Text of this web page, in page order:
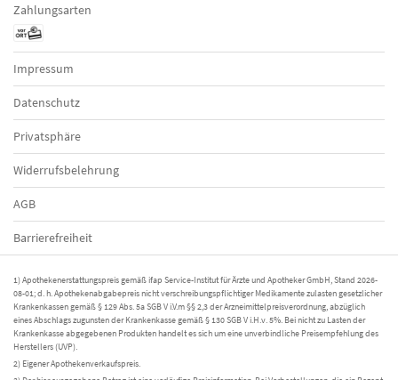
Zahlungsarten
Impressum
Datenschutz
Privatsphäre
Widerrufsbelehrung
AGB
Barrierefreiheit
1) Apothekenerstattungspreis gemäß ifap Service-Institut für Ärzte und Apotheker GmbH, Stand 2026-
08-01; d. h. Apothekenabgabepreis nicht verschreibungspflichtiger Medikamente zulasten gesetzlicher
Krankenkassen gemäß § 129 Abs. 5a SGB V i.V.m §§ 2,3 der Arzneimittelpreisverordnung, abzüglich
eines Abschlags zugunsten der Krankenkasse gemäß § 130 SGB V i.H.v. 5%. Bei nicht zu Lasten der
Krankenkasse abgegebenen Produkten handelt es sich um eine unverbindliche Preisempfehlung des
Herstellers (UVP).
2) Eigener Apothekenverkaufspreis.